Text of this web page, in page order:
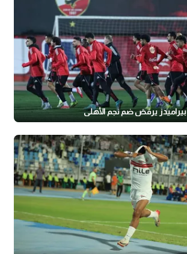
بيراميدز يرفض ضم نجم الأهلي